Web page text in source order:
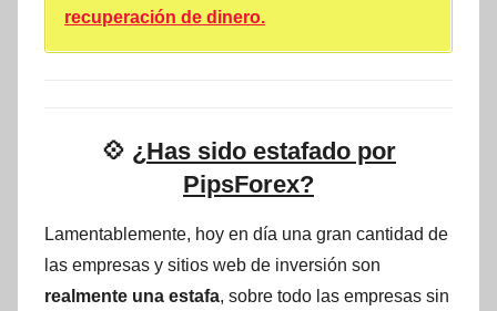
recuperación de dinero.
💠 ¿Has sido estafado por
PipsForex?
Lamentablemente, hoy en día una gran cantidad de
las empresas y sitios web de inversión son
realmente una estafa, sobre todo las empresas sin